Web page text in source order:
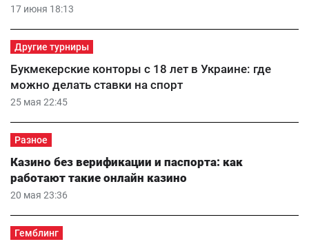
17 июня 18:13
Другие турниры
25 мая 22:45
Букмекерские конторы с 18 лет в Украине: где
можно делать ставки на спорт
Разное
20 мая 23:36
Казино без верификации и паспорта: как
работают такие онлайн казино
Гемблинг